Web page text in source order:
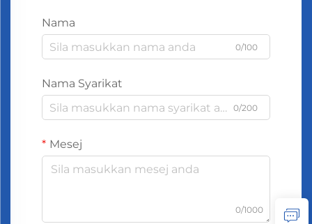
Nama
0/100
Nama Syarikat
0/200
Mesej
0/1000